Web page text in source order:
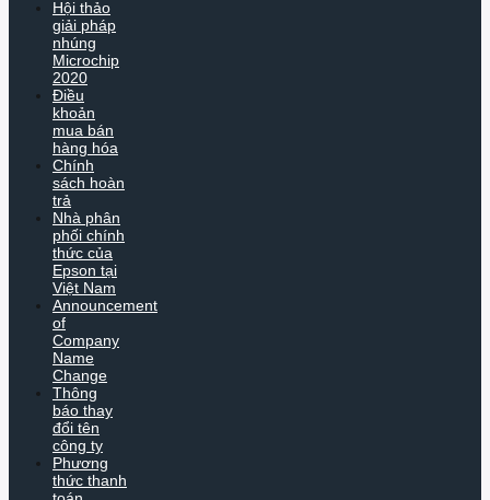
Hội thảo
giải pháp
nhúng
Microchip
2020
Điều
khoản
mua bán
hàng hóa
Chính
sách hoàn
trả
Nhà phân
phối chính
thức của
Epson tại
Việt Nam
Announcement
of
Company
Name
Change
Thông
báo thay
đổi tên
công ty
Phương
thức thanh